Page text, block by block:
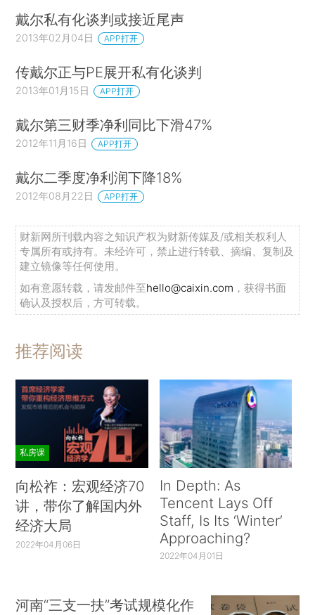
戴尔私有化谈判或接近尾声
2013年02月04日 APP打开
传戴尔正与PE展开私有化谈判
2013年01月15日 APP打开
戴尔第三财季净利同比下滑47%
2012年11月16日 APP打开
戴尔二季度净利润下降18%
2012年08月22日 APP打开
财新网所刊载内容之知识产权为财新传媒及/或相关权利人
专属所有或持有。未经许可，禁止进行转载、摘编、复制及
建立镜像等任何使用。
如有意愿转载，请发邮件至hello@caixin.com ，获得书面
确认及授权后，方可转载。
推荐阅读
私房课
向松祚：宏观经济70
讲，带你了解国内外
经济大局
2022年04月06日
In Depth: As
Tencent Lays Off
Staff, Is Its ‘Winter’
Approaching?
2022年04月01日
河南“三支一扶”考试规模化作